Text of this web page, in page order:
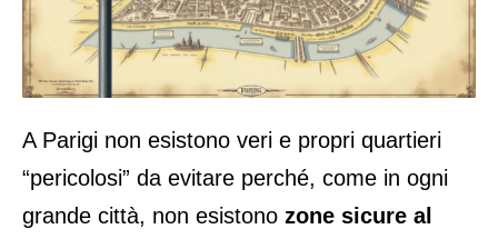
A Parigi non esistono veri e propri quartieri
“pericolosi” da evitare perché, come in ogni
grande città, non esistono zone sicure al